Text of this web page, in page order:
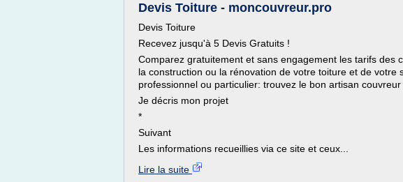
Devis Toiture - moncouvreur.pro
Devis Toiture
Recevez jusqu'à 5 Devis Gratuits !
Comparez gratuitement et sans engagement les tarifs des
la construction ou la rénovation de votre toiture et de votre
professionnel ou particulier: trouvez le bon artisan
Je décris mon projet
*
Suivant
Les informations recueillies via ce site et ceux...
Lire la suite